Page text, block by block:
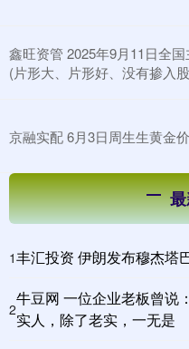
鑫旺资管 2025年9月11日全
(片形大、片形好、没有掺入
京融实配 6月3日周生生黄金
1丰汇投资 伊朗发布穆杰塔
2
牛豆网 一位企业老板曾说
实人，除了老实，一无是